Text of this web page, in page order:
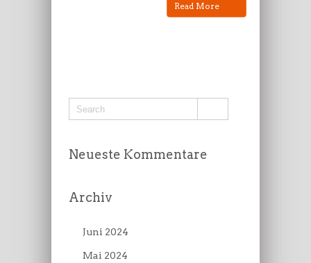
Read More
Neueste Kommentare
Archiv
Juni 2024
Mai 2024